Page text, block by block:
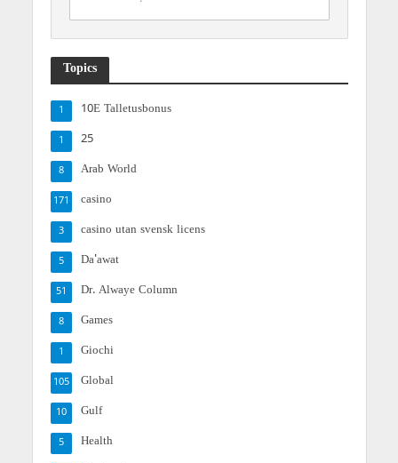
Topics
10E Talletusbonus
1
25
1
Arab World
8
casino
171
casino utan svensk licens
3
Da'awat
5
Dr. Alwaye Column
51
Games
8
Giochi
1
Global
105
Gulf
10
Health
5